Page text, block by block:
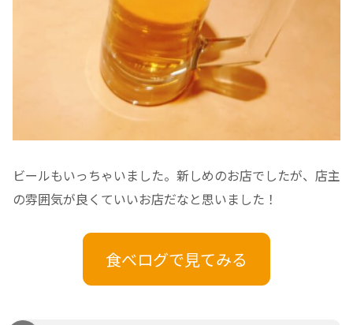
ビールもいっちゃいました。新しめのお店でしたが、店主
の雰囲気が良くていいお店だなと思いました！
食べログで見てみる